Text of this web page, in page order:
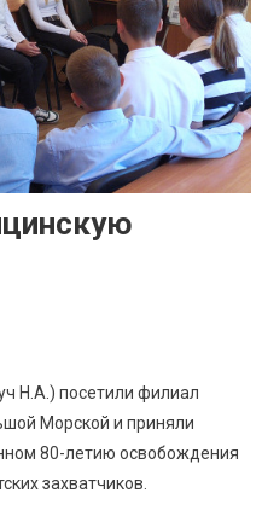
Н.А.) посетили филиал
Морской и приняли
80-летию освобождения
захватчиков.